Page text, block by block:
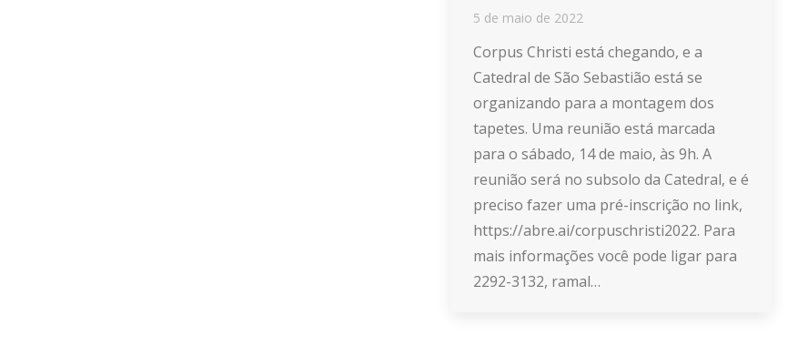
5 de maio de 2022
Corpus Christi está chegando, e a
Catedral de São Sebastião está se
organizando para a montagem dos
tapetes. Uma reunião está marcada
para o sábado, 14 de maio, às 9h. A
reunião será no subsolo da Catedral, e é
preciso fazer uma pré-inscrição no link,
https://abre.ai/corpuschristi2022. Para
mais informações você pode ligar para
2292-3132, ramal…